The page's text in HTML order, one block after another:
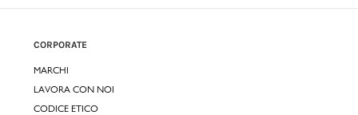
CORPORATE
MARCHI
LAVORA CON NOI
CODICE ETICO